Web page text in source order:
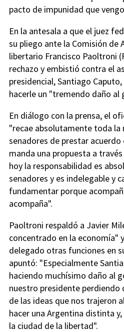
pacto de impunidad que
En la antesala a que el juez
su pliego ante la Comisión de
libertario Francisco Paoltroni
rechazo y embistió contra el
presidencial, Santiago
hacerle un "tremendo daño al
En diálogo con la prensa, el
"recae absolutamente toda la
senadores de prestar
manda una propuesta a
hoy la responsabilidad es
senadores y es indelegable y
fundamentar porque
acompaña".
Paoltroni respaldó a Javier
concentrado en la economía"
delegado otras funciones en
apuntó: "Especialmente
haciendo muchísimo daño al
nuestro presidente perdiendo
de las ideas que nos trajeron
hacer una Argentina distinta
la ciudad de la libertad".